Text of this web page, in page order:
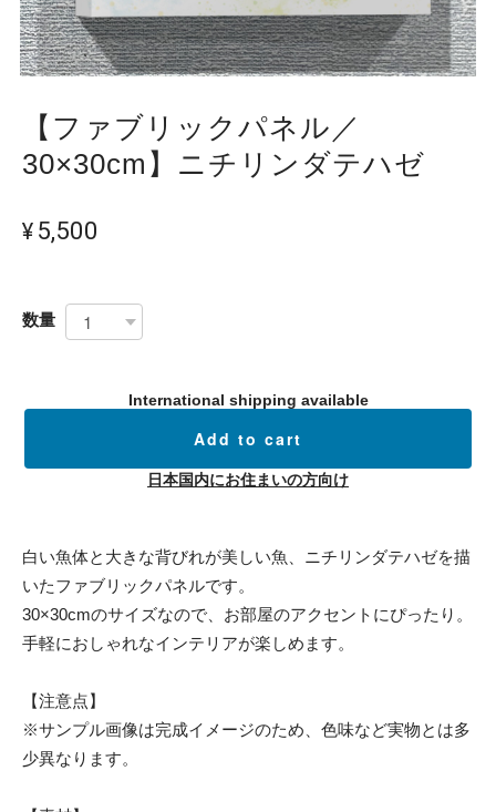
【ファブリックパネル／
30×30cm】ニチリンダテハゼ
¥5,500
数量
International shipping available
Add to cart
日本国内にお住まいの方向け
白い魚体と大きな背びれが美しい魚、ニチリンダテハゼを描
いたファブリックパネルです。
30×30cmのサイズなので、お部屋のアクセントにぴったり。
手軽におしゃれなインテリアが楽しめます。
【注意点】
※サンプル画像は完成イメージのため、色味など実物とは多
少異なります。